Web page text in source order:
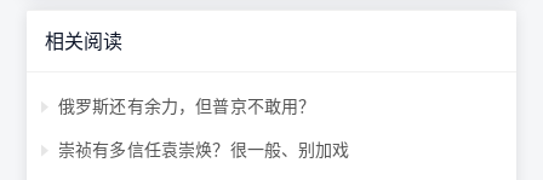
相关阅读
俄罗斯还有余力，但普京不敢用？
崇祯有多信任袁崇焕？很一般、别加戏